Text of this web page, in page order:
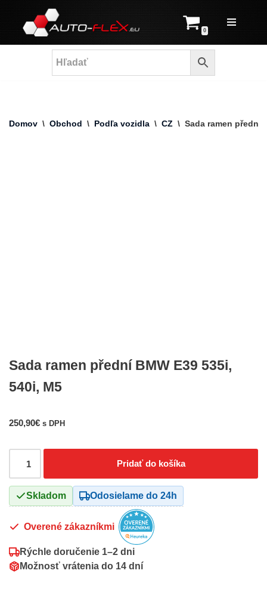
Prejsť
na
0
Domov \ Obchod \ Podľa vozidla \ CZ \ Sada ramen přední
Sada ramen přední BMW E39 535i,
540i, M5
250,90€ s DPH
Pridať do košíka
Skladom Odosielame do 24h
Overené zákazníkmi
Rýchle doručenie 1–2 dni
Možnosť vrátenia do 14 dní